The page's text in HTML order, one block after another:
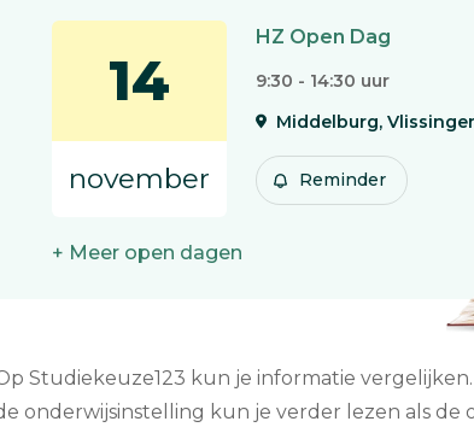
14
november
HZ Open Dag
9:30 - 14:30 uur
Middelburg,
Reminder
+ Meer open dagen
Studiekeuze123 kun je informatie
onderwijsinstelling kun je verder lezen als de